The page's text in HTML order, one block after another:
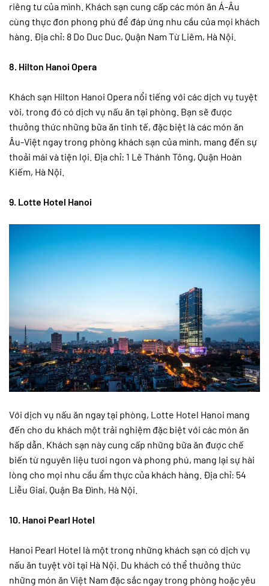
riêng tư của mình. Khách sạn cung cấp các món ăn Á-Âu
cùng thực đơn phong phú để đáp ứng nhu cầu của mọi khách
hàng. Địa chỉ: 8 Do Duc Duc, Quận Nam Từ Liêm, Hà Nội.
8. Hilton Hanoi Opera
Khách sạn Hilton Hanoi Opera nổi tiếng với các dịch vụ tuyệt
vời, trong đó có dịch vụ nấu ăn tại phòng. Bạn sẽ được
thưởng thức những bữa ăn tinh tế, đặc biệt là các món ăn
Âu-Việt ngay trong phòng khách sạn của mình, mang đến sự
thoải mái và tiện lợi. Địa chỉ: 1 Lê Thánh Tông, Quận Hoàn
Kiếm, Hà Nội.
9. Lotte Hotel Hanoi
Với dịch vụ nấu ăn ngay tại phòng, Lotte Hotel Hanoi mang
đến cho du khách một trải nghiệm đặc biệt với các món ăn
hấp dẫn. Khách sạn này cung cấp những bữa ăn được chế
biến từ nguyên liệu tươi ngon và phong phú, mang lại sự hài
lòng cho mọi nhu cầu ẩm thực của khách hàng. Địa chỉ: 54
Liễu Giai, Quận Ba Đình, Hà Nội.
10. Hanoi Pearl Hotel
Hanoi Pearl Hotel là một trong những khách sạn có dịch vụ
nấu ăn tuyệt vời tại Hà Nội. Du khách có thể thưởng thức
những món ăn Việt Nam đặc sắc ngay trong phòng hoặc yêu